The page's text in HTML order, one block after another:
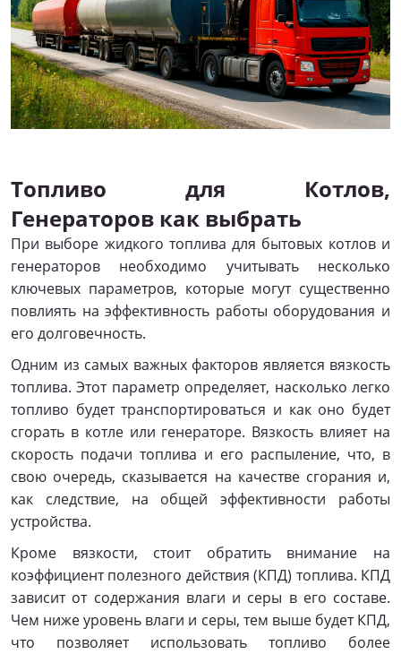
Топливо для Котлов,
Генераторов как выбрать
При выборе жидкого топлива для бытовых котлов и
генераторов необходимо учитывать несколько
ключевых параметров, которые могут существенно
повлиять на эффективность работы оборудования и
его долговечность.
Одним из самых важных факторов является вязкость
топлива. Этот параметр определяет, насколько легко
топливо будет транспортироваться и как оно будет
сгорать в котле или генераторе. Вязкость влияет на
скорость подачи топлива и его распыление, что, в
свою очередь, сказывается на качестве сгорания и,
как следствие, на общей эффективности работы
устройства.
Кроме вязкости, стоит обратить внимание на
коэффициент полезного действия (КПД) топлива. КПД
зависит от содержания влаги и серы в его составе.
Чем ниже уровень влаги и серы, тем выше будет КПД,
что позволяет использовать топливо более